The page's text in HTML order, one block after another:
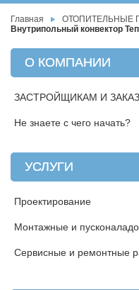
Главная ОТОПИТЕЛЬНЫЕ
Внутрипольный конвектор
О КОМПАНИИ
ЗАСТРОЙЩИКАМ И
Не знаете с чего начать?
УСЛУГИ
Проектирование
Монтажные и
Сервисные и ремонтные